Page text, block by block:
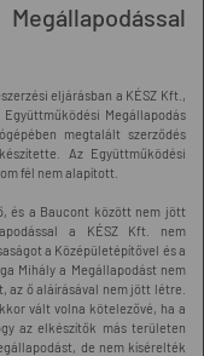
eljárásban a KÉSZ Kft.,
Megállapodás
megtalált szerződés
Az Együttműködési
fél nem alapított.
és a Baucont között nem jött
a KÉSZ Kft. nem
a Középületépítővel és a
Mihály a Megállapodást nem
az ő aláírásával nem jött létre.
vált volna kötelezővé, ha a
az elkészítők más területen
de nem kísérelték